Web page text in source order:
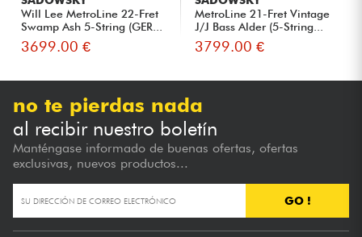
Will Lee MetroLine 22-Fret
Swamp Ash 5-String (GER...
3699.00 €
MetroLine 21-Fret Vintage
J/J Bass Alder (5-String...
3799.00 €
no te pierdas nada
al recibir nuestro boletín
Manténgase informado de buenas ofertas, ofertas
exclusivas, nuevos productos...
GO !